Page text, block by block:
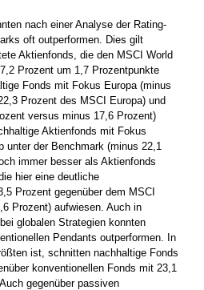
nach einer Analyse der Rating-
oft outperformen. Dies gilt
Aktienfonds, die den MSCI World
Prozent um 1,7 Prozentpunkte
Fonds mit Fokus Europa (minus
Prozent des MSCI Europa) und
versus minus 17,6 Prozent)
Aktienfonds mit Fokus
unter der Benchmark (minus 22,1
immer besser als Aktienfonds
hier eine deutliche
Prozent gegenüber dem MSCI
Prozent) aufwiesen. Auch in
globalen Strategien konnten
Pendants outperformen. In
ist, schnitten nachhaltige Fonds
konventionellen Fonds mit 23,1
gegenüber passiven